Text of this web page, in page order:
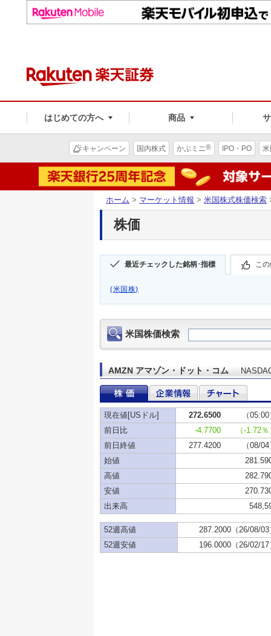
はじめての方へ 商品
キャンペーン 国内株式 かぶミニ® IPO・PO
ホーム > マーケット情報 > 米国株式株価検索
株価
最近チェックした銘柄･指標 こ
(米国株)